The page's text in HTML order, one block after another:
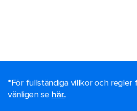
*För fullständiga villkor och regler
vänligen se här..